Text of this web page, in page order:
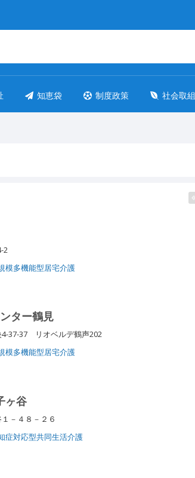
知恵袋 制度政策 社会取組
2
模多機能型居宅介護
ター鶴見
37-37 リオベルデ鶴声202
模多機能型居宅介護
ヶ谷
－４８－２６
症対応型共同生活介護